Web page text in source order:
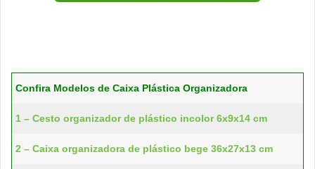
Confira Modelos de Caixa Plástica Organizadora
1 – Cesto organizador de plástico incolor 6x9x14 cm
2 – Caixa organizadora de plástico bege 36x27x13 cm